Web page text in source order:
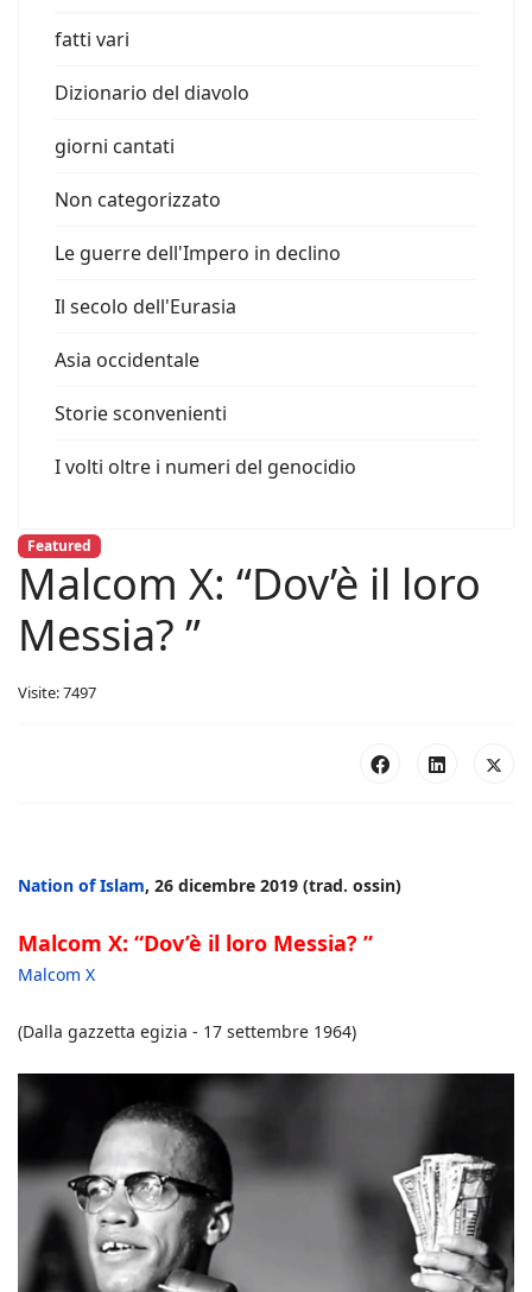
fatti vari
Dizionario del diavolo
giorni cantati
Non categorizzato
Le guerre dell'Impero in declino
Il secolo dell'Eurasia
Asia occidentale
Storie sconvenienti
I volti oltre i numeri del genocidio
Featured
Malcom X: “Dov’è il loro
Messia? ”
Visite: 7497
Nation of Islam, 26 dicembre 2019 (trad. ossin)
Malcom X: “Dov’è il loro Messia? ”
Malcom X
(Dalla gazzetta egizia - 17 settembre 1964)